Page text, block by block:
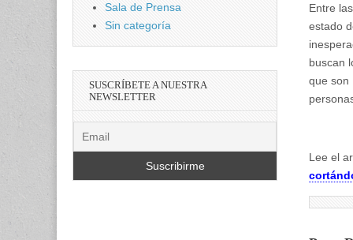
Entre
estado
buscan
que son
Lee el
Sala de Prensa
Sin categoría
SUSCRÍBETE A NUESTRA
NEWSLETTER